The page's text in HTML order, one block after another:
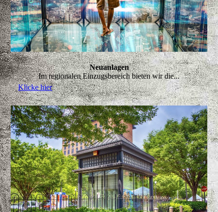
Neuanlagen
Im regionalen Einzugsbereich bieten wir die...
Klicke hier